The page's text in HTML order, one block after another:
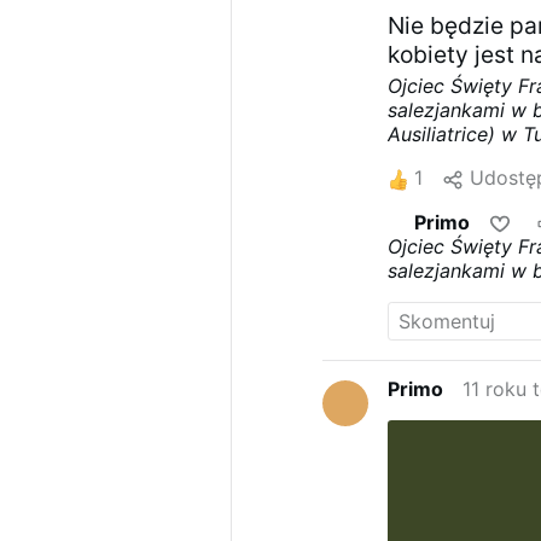
Nie będzie
kobiety jest
Ojciec Święty
salezjankami w
Ausiliatrice) w
Papież
pytanie:
kurialnego?”,
Rzymu. Papież
Kościele są
znaczenie
do pomyślenia,
że mówi się
Więcej
1
Primo
Ojciec Święty
salezjankami w
parytety
Primo 11 roku